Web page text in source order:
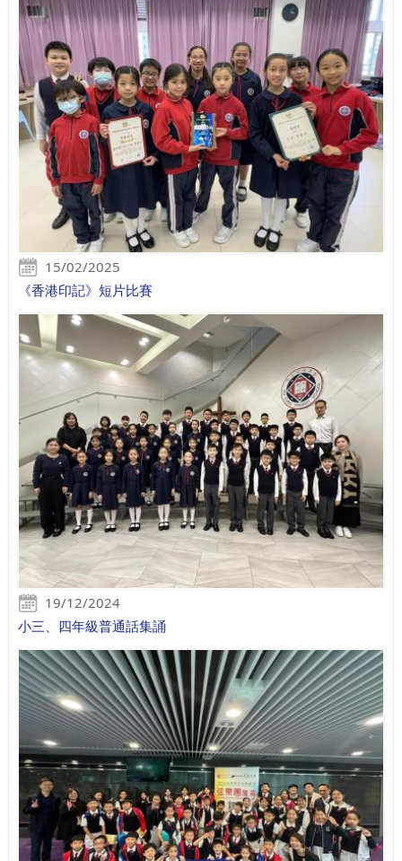
15/02/2025
《香港印記》短片比賽
19/12/2024
小三、四年級普通話集誦